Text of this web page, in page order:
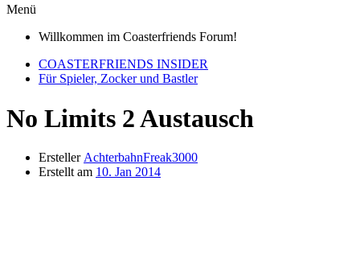
Menü
Willkommen im Coasterfriends Forum!
COASTERFRIENDS INSIDER
Für Spieler, Zocker und Bastler
No Limits 2 Austausch
Ersteller AchterbahnFreak3000
Erstellt am 10. Jan 2014